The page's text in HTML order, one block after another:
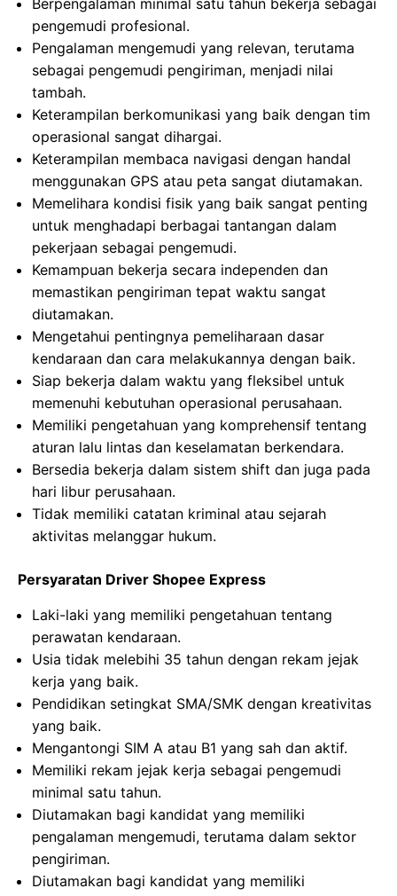
Berpengalaman minimal satu tahun bekerja sebagai
pengemudi profesional.
Pengalaman mengemudi yang relevan, terutama
sebagai pengemudi pengiriman, menjadi nilai
tambah.
Keterampilan berkomunikasi yang baik dengan tim
operasional sangat dihargai.
Keterampilan membaca navigasi dengan handal
menggunakan GPS atau peta sangat diutamakan.
Memelihara kondisi fisik yang baik sangat penting
untuk menghadapi berbagai tantangan dalam
pekerjaan sebagai pengemudi.
Kemampuan bekerja secara independen dan
memastikan pengiriman tepat waktu sangat
diutamakan.
Mengetahui pentingnya pemeliharaan dasar
kendaraan dan cara melakukannya dengan baik.
Siap bekerja dalam waktu yang fleksibel untuk
memenuhi kebutuhan operasional perusahaan.
Memiliki pengetahuan yang komprehensif tentang
aturan lalu lintas dan keselamatan berkendara.
Bersedia bekerja dalam sistem shift dan juga pada
hari libur perusahaan.
Tidak memiliki catatan kriminal atau sejarah
aktivitas melanggar hukum.
Persyaratan Driver Shopee Express
Laki-laki yang memiliki pengetahuan tentang
perawatan kendaraan.
Usia tidak melebihi 35 tahun dengan rekam jejak
kerja yang baik.
Pendidikan setingkat SMA/SMK dengan kreativitas
yang baik.
Mengantongi SIM A atau B1 yang sah dan aktif.
Memiliki rekam jejak kerja sebagai pengemudi
minimal satu tahun.
Diutamakan bagi kandidat yang memiliki
pengalaman mengemudi, terutama dalam sektor
pengiriman.
Diutamakan bagi kandidat yang memiliki